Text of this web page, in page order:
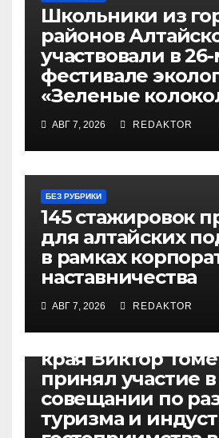
Школьники из
районов
участвовали в
фестивале
«Зеленые
АВГ 7, 2026 REDAKTOR
БЕЗ РУБРИКИ
145 стажировок
для алтайских
в рамках
наставничества
АВГ 7, 2026 REDAKTOR
Губернатор
края Виктор
принял участие в
совещании по
туризма и